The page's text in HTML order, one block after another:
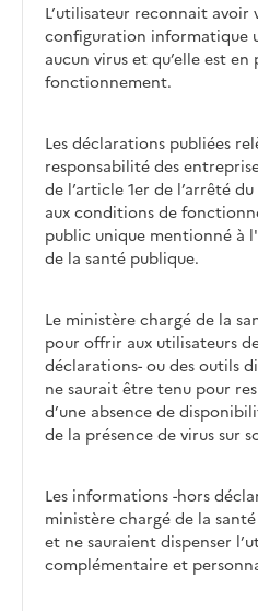
L’utilisateur reconnait avoir
configuration informatique
aucun virus et qu’elle est
fonctionnement.
Les déclarations publiées
responsabilité des
de l’article 1er de l’arrêté
aux conditions de
public unique mentionné à
de la santé publique.
Le ministère chargé de la
pour offrir aux utilisateurs
déclarations- ou des outils
ne saurait être tenu pour
d’une absence de
de la présence de virus sur
Les informations -hors
ministère chargé de la
et ne sauraient dispenser
complémentaire et